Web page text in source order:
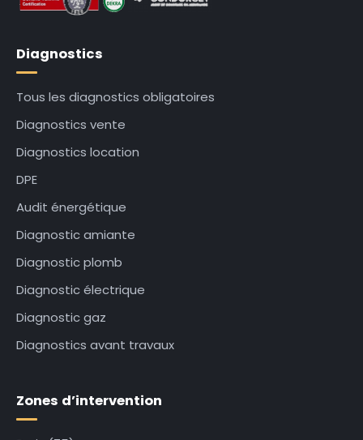
Diagnostics
Tous les diagnostics obligatoires
Diagnostics vente
Diagnostics location
DPE
Audit énergétique
Diagnostic amiante
Diagnostic plomb
Diagnostic électrique
Diagnostic gaz
Diagnostics avant travaux
Zones d’intervention